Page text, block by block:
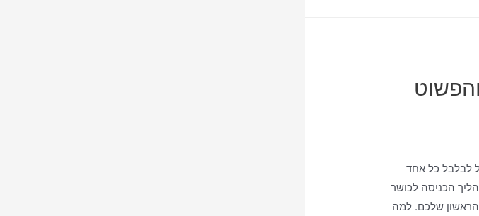
לבלבל כל אחד
הכניסה לכושר
הראשון שלכם. למה